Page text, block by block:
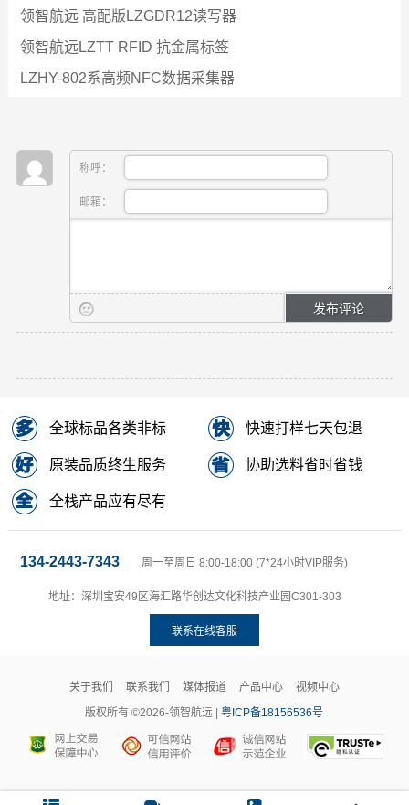
领智航远 高配版LZGDR12读写器
领智航远LZTT RFID 抗金属标签
LZHY-802系高频NFC数据采集器
称呼：
邮箱：
全球标品各类非标 快速打样七天包退
原装品质终生服务 协助选料省时省钱
全栈产品应有尽有
134-2443-7343 周一至周日 8:00-18:00 (7*24小时VIP服务)
地址：深圳宝安49区海汇路华创达文化科技产业园C301-303
联系在线客服
关于我们 联系我们 媒体报道 产品中心
视频中心
版权所有 ©2026-领智航远 |粤ICP备18156536号